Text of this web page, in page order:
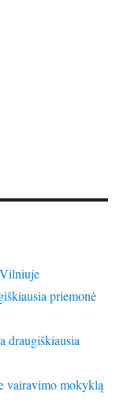
priemonė
draugiškiausia
vairavimo mokyklą